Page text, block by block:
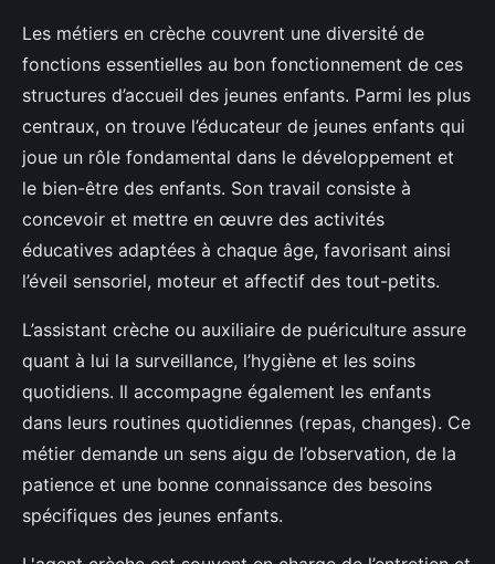
Les métiers en crèche couvrent une diversité de
fonctions essentielles au bon fonctionnement de ces
structures d’accueil des jeunes enfants. Parmi les plus
centraux, on trouve l’éducateur de jeunes enfants qui
joue un rôle fondamental dans le développement et
le bien-être des enfants. Son travail consiste à
concevoir et mettre en œuvre des activités
éducatives adaptées à chaque âge, favorisant ainsi
l’éveil sensoriel, moteur et affectif des tout-petits.
L’assistant crèche ou auxiliaire de puériculture assure
quant à lui la surveillance, l’hygiène et les soins
quotidiens. Il accompagne également les enfants
dans leurs routines quotidiennes (repas, changes). Ce
métier demande un sens aigu de l’observation, de la
patience et une bonne connaissance des besoins
spécifiques des jeunes enfants.